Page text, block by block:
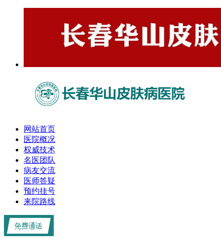
网站首页
医院概况
权威技术
名医团队
病友交流
医师答疑
预约挂号
来院路线